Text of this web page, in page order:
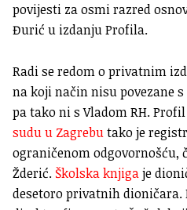
povijesti za osmi razred
Đurić u izdanju Profila.
Radi se redom o privatnim
na koji način nisu povezane
pa tako ni s Vladom RH.
sudu u Zagrebutako je
ograničenom odgovornošću,
Žderić. Školska knjigaje
desetoro privatnih dioničara.